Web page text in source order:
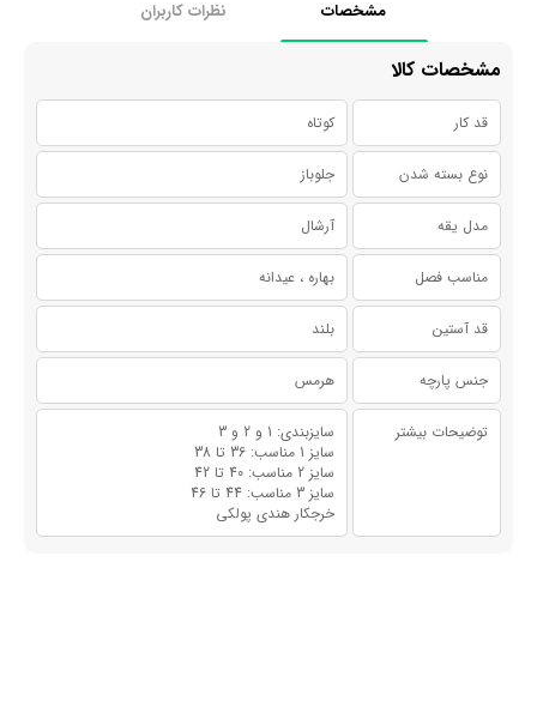
مشخصات نظرات کاربران
مشخصات کالا
قد کار کوتاه
نوع بسته شدن جلوباز
مدل یقه آرشال
مناسب فصل بهاره ، عیدانه
قد آستین بلند
جنس پارچه هرمس
توضیحات بیشتر
سایزبندی: 1 و 2 و 3
سایز 1 مناسب: 36 تا 38
سایز 2 مناسب: 40 تا 42
سایز 3 مناسب: 44 تا 46
خرجکار هندی پولکی